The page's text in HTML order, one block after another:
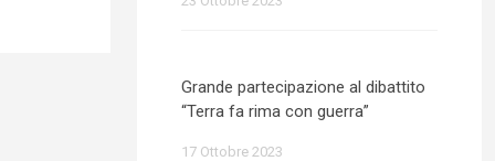
Grande partecipazione al dibattito
“Terra fa rima con guerra”
17 Ottobre 2023